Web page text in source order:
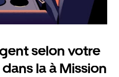
selon votre
la à Mission